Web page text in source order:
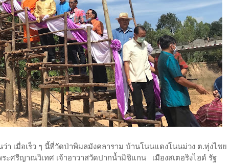
ว่า เมื่อเร็ว ๆ นี้ที่วัดป่าพิมลมังคลาราม บ้านโนนแดงโนนม่วง ต.ทุ่งไชย
ะศรีญาณวิเทศ เจ้าอาวาสวัดปากน้ำมิชิแกน เมืองสเตอริงไฮด์ รัฐ